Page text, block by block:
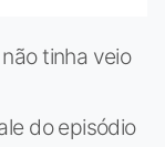
tinha veio
do episódio